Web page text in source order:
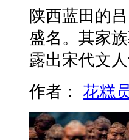
陕西蓝田的
盛名。其家
露出宋代文
作者： 花糕